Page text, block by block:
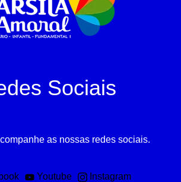
Sociais
as nossas redes sociais.
Youtube Instagram